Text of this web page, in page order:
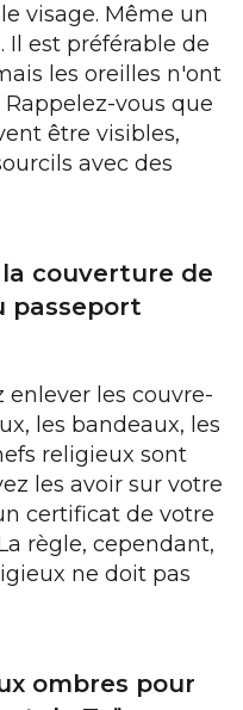
visage. Même un
est préférable de
les oreilles n'ont
vous que
être visibles,
avec des
couverture de
passeport
enlever les couvre-
les bandeaux, les
religieux sont
les avoir sur votre
certificat de votre
règle, cependant,
ne doit pas
ombres pour